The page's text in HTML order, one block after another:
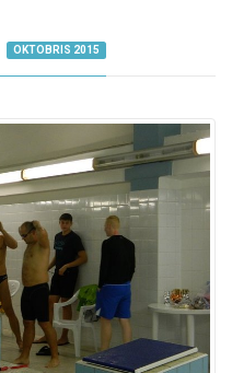
OKTOBRIS 2015